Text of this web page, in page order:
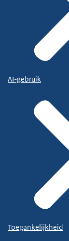
AI-gebruik
Toegankelijkheid